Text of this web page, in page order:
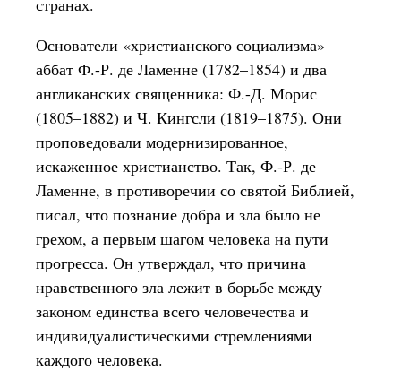
странах.
Основатели «христианского социализма» –
аббат Ф.-Р. де Ламенне (1782–1854) и два
англиканских священника: Ф.-Д. Морис
(1805–1882) и Ч. Кингсли (1819–1875). Они
проповедовали модернизированное,
искаженное христианство. Так, Ф.-Р. де
Ламенне, в противоречии со святой Библией,
писал, что познание добра и зла было не
грехом, а первым шагом человека на пути
прогресса. Он утверждал, что причина
нравственного зла лежит в борьбе между
законом единства всего человечества и
индивидуалистическими стремлениями
каждого человека.